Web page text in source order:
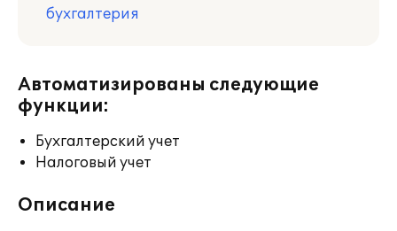
бухгалтерия
Автоматизированы следующие
функции:
Бухгалтерский учет
Налоговый учет
Описание